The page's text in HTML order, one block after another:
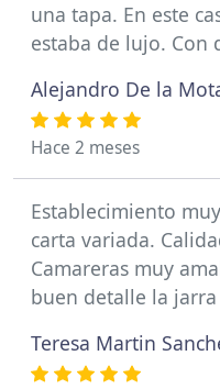
una tapa. En este
estaba de lujo. Con
Alejandro De la
Hace 2 meses
Establecimiento
carta variada.
Camareras muy
buen detalle la
Teresa Martin